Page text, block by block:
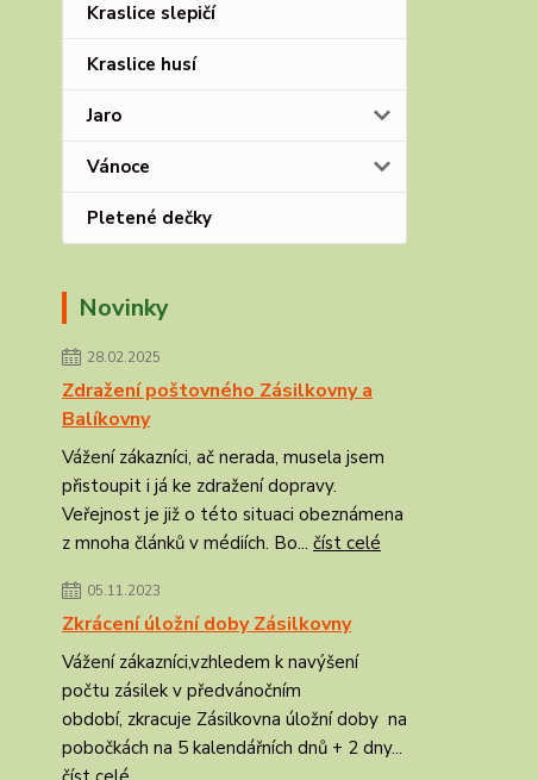
Kraslice slepičí
Kraslice husí
Jaro
Vánoce
Pletené dečky
Novinky
28.02.2025
Zdražení poštovného Zásilkovny a
Balíkovny
Vážení zákazníci, ač nerada, musela jsem
přistoupit i já ke zdražení dopravy.
Veřejnost je již o této situaci obeznámena
z mnoha článků v médiích. Bo... číst celé
05.11.2023
Zkrácení úložní doby Zásilkovny
Vážení zákazníci,vzhledem k navýšení
počtu zásilek v předvánočním
období, zkracuje Zásilkovna úložní doby na
pobočkách na 5 kalendářních dnů + 2 dny...